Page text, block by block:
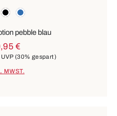
schwarz
blau
pebble blau
€
UVP(30% gespart)
MWST.